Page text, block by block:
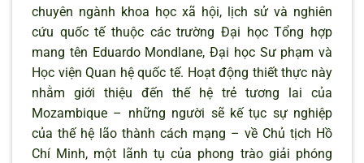
chuyên ngành khoa học xã hội, lịch sử và nghiên
cứu quốc tế thuộc các trường Đại học Tổng hợp
mang tên Eduardo Mondlane, Đại học Sư phạm và
Học viện Quan hệ quốc tế. Hoạt động thiết thực này
nhằm giới thiệu đến thế hệ trẻ tương lai của
Mozambique – những người sẽ kế tục sự nghiệp
của thế hệ lão thành cách mạng – về Chủ tịch Hồ
Chí Minh, một lãnh tụ của phong trào giải phóng